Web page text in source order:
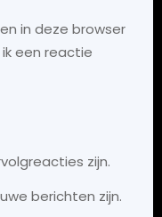
in deze browser
een reactie
zijn.
berichten zijn.